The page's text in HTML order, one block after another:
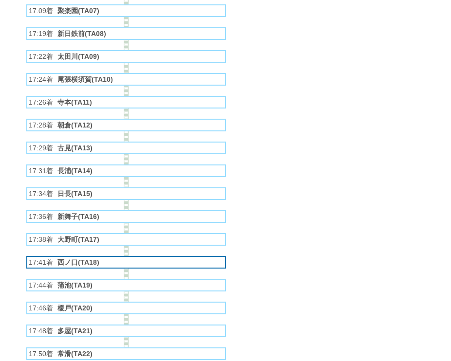
17:09着 聚楽園(TA07)
17:19着 新日鉄前(TA08)
17:22着 太田川(TA09)
17:24着 尾張横須賀(TA10)
17:26着 寺本(TA11)
17:28着 朝倉(TA12)
17:29着 古見(TA13)
17:31着 長浦(TA14)
17:34着 日長(TA15)
17:36着 新舞子(TA16)
17:38着 大野町(TA17)
17:41着 西ノ口(TA18)
17:44着 蒲池(TA19)
17:46着 榎戸(TA20)
17:48着 多屋(TA21)
17:50着 常滑(TA22)